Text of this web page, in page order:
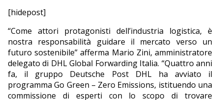
[hidepost]
“Come attori protagonisti dell’industria logistica, è
nostra responsabilità guidare il mercato verso un
futuro sostenibile” afferma Mario Zini, amministratore
delegato di DHL Global Forwarding Italia. “Quattro anni
fa, il gruppo Deutsche Post DHL ha avviato il
programma Go Green – Zero Emissions, istituendo una
commissione di esperti con lo scopo di trovare